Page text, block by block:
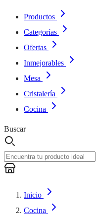
Productos
Categorías
Ofertas
Inmejorables
Mesa
Cristalería
Cocina
Buscar
Inicio
Cocina